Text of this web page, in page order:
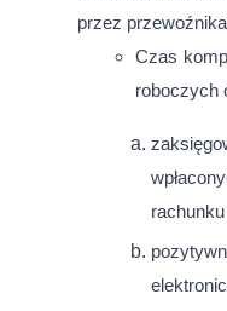
przez
Czas
roboczych